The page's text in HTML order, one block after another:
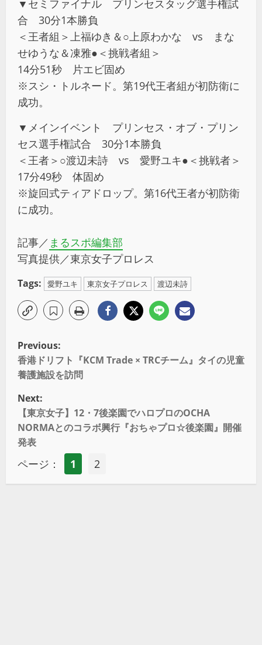
▼セミファイナル プリンセスタッグ選手権試
合 30分1本勝負
＜王者組＞上福ゆき＆○上原わかな vs まな
せゆうな＆凍雅●＜挑戦者組＞
14分51秒 片エビ固め
※スシ・トルネード。第19代王者組が初防衛に
成功。
▼メインイベント プリンセス・オブ・プリン
セス選手権試合 30分1本勝負
＜王者＞○渡辺未詩 vs 愛野ユキ●＜挑戦者＞
17分49秒 体固め
※旋回式ティアドロップ。第16代王者が初防衛
に成功。
記事／ まるスポ編集部
写真提供／東京女子プロレス
Tags: 愛野ユキ 東京女子プロレス 渡辺未詩
Previous:
香港ドリフト『KCM Trade × TRCチーム』タイの児童
養護施設を訪問
Next:
【東京女子】12・7後楽園でハロプロのOCHA
NORMAとのコラボ興行『おちゃプロ☆後楽園』開催
発表
ページ： 1 2